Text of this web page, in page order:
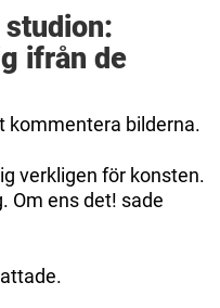
ifrån de
kommentera bilderna.
verkligen för konsten.
Om ens det! sade